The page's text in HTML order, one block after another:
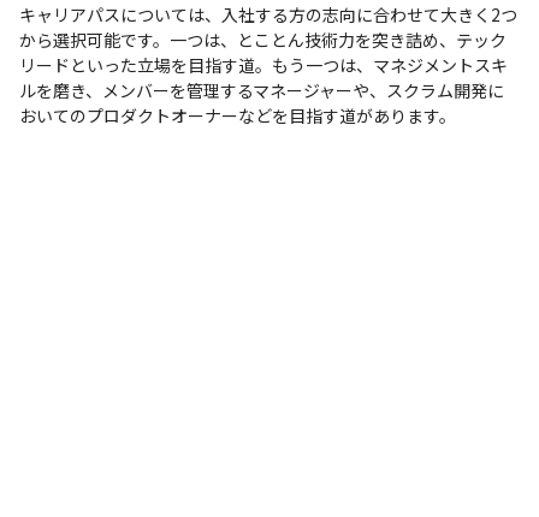
キャリアパスについては、入社する方の志向に合わせて大きく2つ
から選択可能です。一つは、とことん技術力を突き詰め、テック
リードといった立場を目指す道。もう一つは、マネジメントスキ
ルを磨き、メンバーを管理するマネージャーや、スクラム開発に
おいてのプロダクトオーナーなどを目指す道があります。